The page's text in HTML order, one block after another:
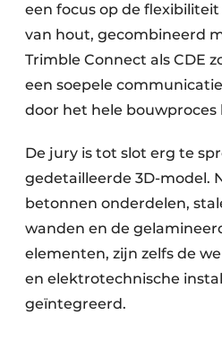
een focus op de
van hout, gecombineerd
Trimble Connect als CDE
een soepele
door het hele bouwproces
De jury is tot slot erg te
gedetailleerde 3D-model.
betonnen onderdelen,
wanden en de
elementen, zijn zelfs de
en elektrotechnische
geïntegreerd.